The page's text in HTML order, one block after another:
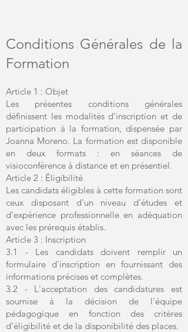
Conditions Générales de la
Formation
Article 1 : Objet
Les présentes conditions générales
définissent les modalités d'inscription et de
participation à la formation, dispensée par
Joanna Moreno. La formation est disponible
en deux formats : en séances de
visioconférence à distance et en présentiel.
Article 2 : Éligibilité
Les candidats éligibles à cette formation sont
ceux disposant d'un niveau d'études et
d'expérience professionnelle en adéquation
avec les prérequis établis.
Article 3 : Inscription
3.1 - Les candidats doivent remplir un
formulaire d'inscription en fournissant des
informations précises et complètes.
3.2 - L'acceptation des candidatures est
soumise à la décision de l'équipe
pédagogique en fonction des critères
d'éligibilité et de la disponibilité des places.